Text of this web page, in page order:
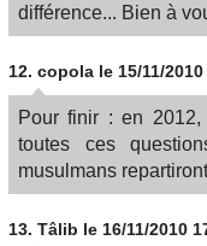
différence... Bien à
12. copola le 15/11/
Pour finir : en
toutes ces
musulmans
13. Tâlib le 16/11/2010